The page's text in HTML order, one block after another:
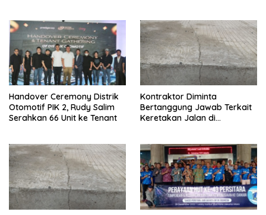
Handover Ceremony Distrik
Otomotif PIK 2, Rudy Salim
Serahkan 66 Unit ke Tenant
Kontraktor Diminta
Bertanggung Jawab Terkait
Keretakan Jalan di